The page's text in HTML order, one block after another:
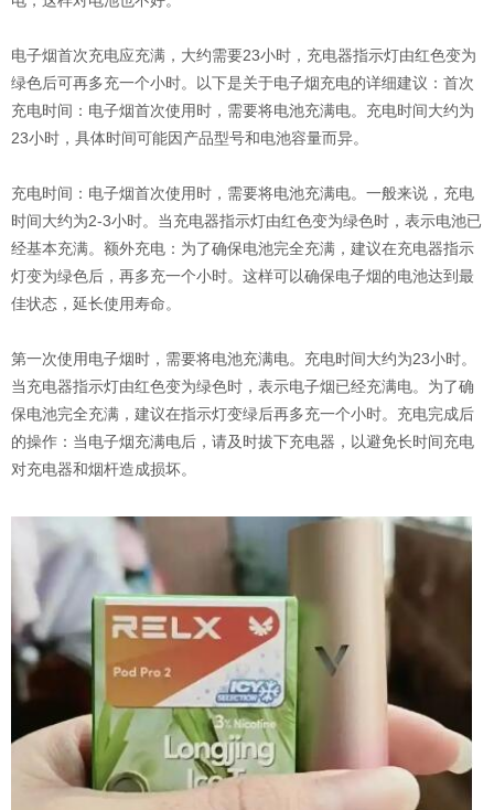
电子烟首次充电应充满，大约需要23小时，充电器指示灯由红色变为
绿色后可再多充一个小时。以下是关于电子烟充电的详细建议：首次
充电时间：电子烟首次使用时，需要将电池充满电。充电时间大约为
23小时，具体时间可能因产品型号和电池容量而异。
充电时间：电子烟首次使用时，需要将电池充满电。一般来说，充电
时间大约为2-3小时。当充电器指示灯由红色变为绿色时，表示电池已
经基本充满。额外充电：为了确保电池完全充满，建议在充电器指示
灯变为绿色后，再多充一个小时。这样可以确保电子烟的电池达到最
佳状态，延长使用寿命。
第一次使用电子烟时，需要将电池充满电。充电时间大约为23小时。
当充电器指示灯由红色变为绿色时，表示电子烟已经充满电。为了确
保电池完全充满，建议在指示灯变绿后再多充一个小时。充电完成后
的操作：当电子烟充满电后，请及时拔下充电器，以避免长时间充电
对充电器和烟杆造成损坏。